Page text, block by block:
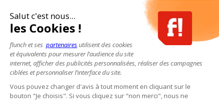
Salut c'est nous...
les Cookies !
flunch et ses partenairesutilisent des cookies
et équivalents pour mesurer l’audience du site
internet, afficher des publicités personnalisées, réaliser des campagnes
ciblées et personnaliser l’interface du site.
Vous pouvez changer d'avis à tout moment en cliquant sur le
bouton "Je choisis". Si vous cliquez sur "non merci", nous ne